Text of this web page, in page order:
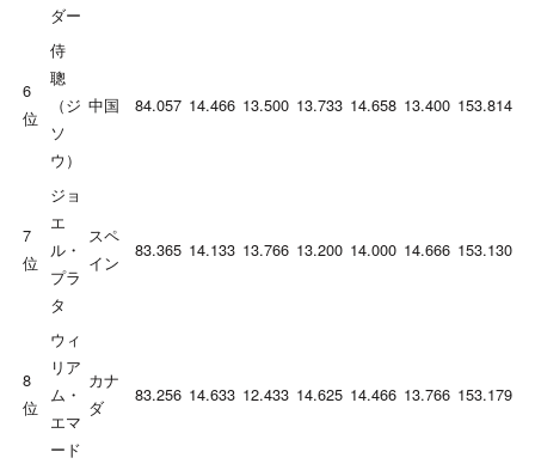
ダー
6
位
侍
聰
（ジ
ソ
ウ）
中国 84.057 14.466 13.500 13.733 14.658 13.400 153.814
7
位
ジョ
エ
ル・
プラ
タ
スペ
イン
83.365 14.133 13.766 13.200 14.000 14.666 153.130
8
位
ウィ
リア
ム・
エマ
ード
カナ
ダ
83.256 14.633 12.433 14.625 14.466 13.766 153.179